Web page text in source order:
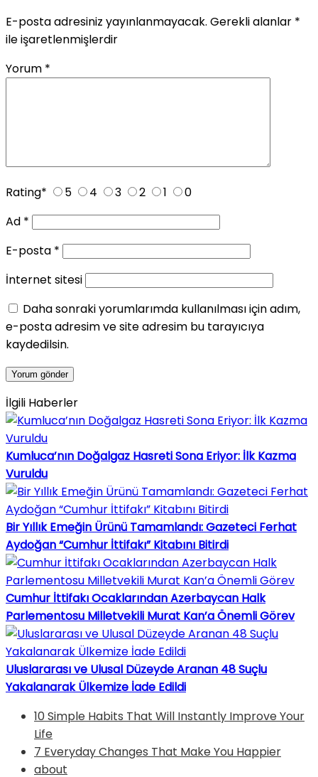
E-posta adresiniz yayınlanmayacak. Gerekli alanlar *
ile işaretlenmişlerdir
Yorum *
Rating* 5 4 3 2 1
0
Ad *
E-posta *
İnternet sitesi
Daha sonraki yorumlarımda kullanılması için adım,
e-posta adresim ve site adresim bu tarayıcıya
kaydedilsin.
İlgili Haberler
Kumluca’nın Doğalgaz Hasreti Sona Eriyor: İlk Kazma
Vuruldu
Bir Yıllık Emeğin Ürünü Tamamlandı: Gazeteci Ferhat
Aydoğan “Cumhur İttifakı” Kitabını Bitirdi
Cumhur İttifakı Ocaklarından Azerbaycan Halk
Parlementosu Milletvekili Murat Kan’a Önemli Görev
Uluslararası ve Ulusal Düzeyde Aranan 48 Suçlu
Yakalanarak Ülkemize İade Edildi
10 Simple Habits That Will Instantly Improve Your
Life
7 Everyday Changes That Make You Happier
about